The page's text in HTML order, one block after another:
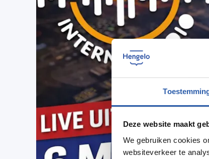
Deze website maakt
We gebruiken cookies
websiteverkeer te